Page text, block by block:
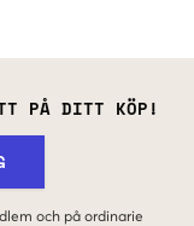
PÅ DITT KÖP!
och på ordinarie